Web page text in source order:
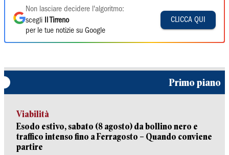
Non lasciare decidere l'algoritmo:
scegli
Il Tirreno
per le tue notizie su Google
CLICCA QUI
Primo piano
Viabilità
Esodo estivo, sabato (8 agosto) da bollino nero e
traffico intenso fino a Ferragosto – Quando conviene
partire